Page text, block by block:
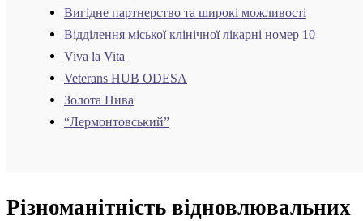
Вигідне партнерство та широкі можливості
Відділення міської клінічної лікарні номер 10
Viva la Vita
Veterans HUB ODESA
Золота Нива
“Лермонтовський”
Різноманітність відновлювальних